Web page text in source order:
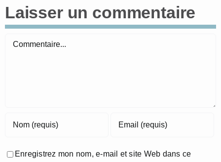
Laisser un commentaire
Commentaire
Enregistrez mon nom, e-mail et site Web dans ce